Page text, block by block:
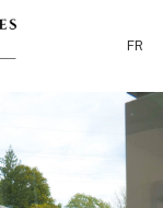
FR